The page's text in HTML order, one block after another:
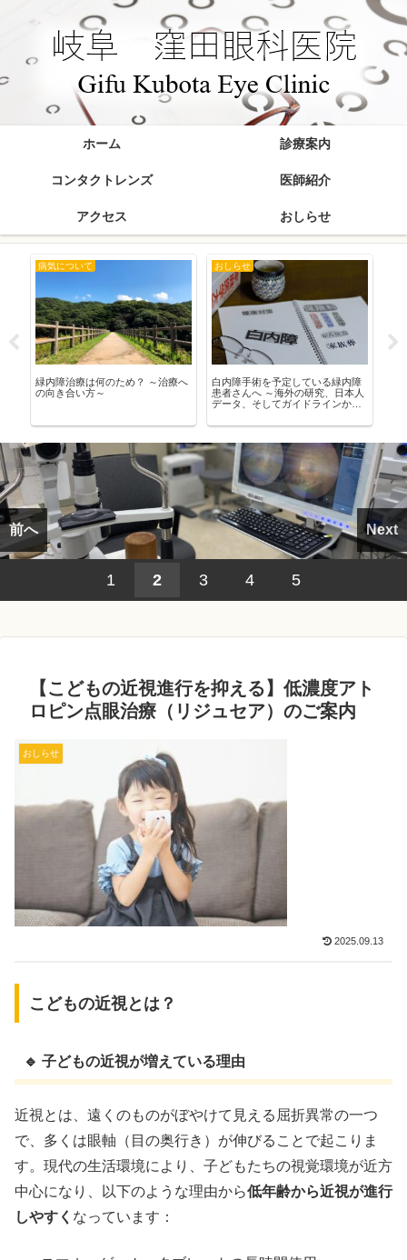
ホーム 診療案内
コンタクトレンズ 医師紹介
アクセス おしらせ
病気について
緑内障治療は何のため？ ～治療へ
の向き合い方～
おしらせ
白内障手術を予定している緑内障
患者さんへ ～海外の研究、日本人
データ、そしてガイドラインから
前へ Next
1 2 3 4 5
【こどもの近視進行を抑える】低濃度アト
ロピン点眼治療（リジュセア）のご案内
おしらせ
2025.09.13
こどもの近視とは？
🔹 子どもの近視が増えている理由
近視とは、遠くのものがぼやけて見える屈折異常の一つ
で、多くは眼軸（目の奥行き）が伸びることで起こりま
す。現代の生活環境により、子どもたちの視覚環境が近方
中心になり、以下のような理由から低年齢から近視が進行
しやすく なっています：